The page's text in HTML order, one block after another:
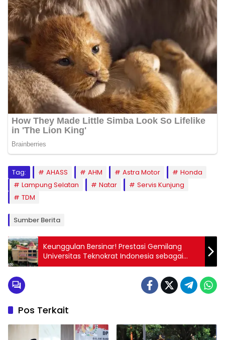
Tag: AHASS AHM Astra Motor
Honda
Lampung Selatan
Natar
Servis Kunjung
TDM
Sumber Berita
Keunggulan Bersinar! Prestasi Gemilang
Universitas Teknokrat Indonesia sebagai
Kampus Swasta Teratas di Kawasan ASEAN
Pos Terkait